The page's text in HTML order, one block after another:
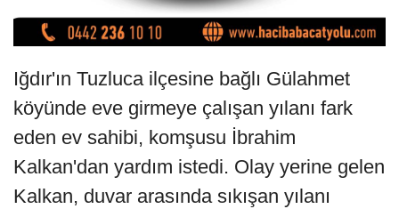
Iğdır'ın Tuzluca ilçesine bağlı Gülahmet
köyünde eve girmeye çalışan yılanı fark
eden ev sahibi, komşusu İbrahim
Kalkan'dan yardım istedi. Olay yerine gelen
Kalkan, duvar arasında sıkışan yılanı